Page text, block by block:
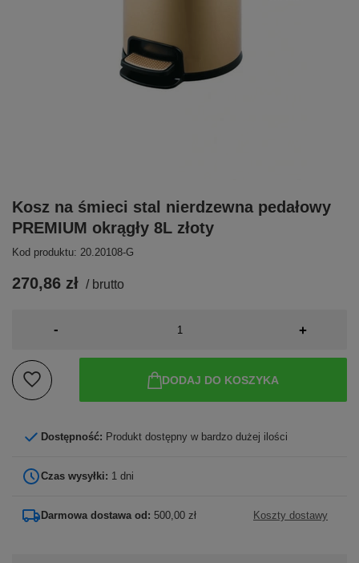
Kosz na śmieci stal nierdzewna pedałowy
PREMIUM okrągły 8L złoty
Kod produktu: 20.20108-G
270,86 zł / brutto
- +
DODAJ DO KOSZYKA
Dostępność: Produkt dostępny w bardzo dużej ilości
Czas wysyłki: 1 dni
Darmowa dostawa od: 500,00 zł Koszty dostawy